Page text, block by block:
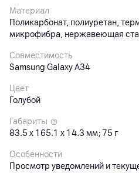
Материал
Поликарбонат, полиуретан,
микрофибра, нержавеющая
Совместимость
Samsung Galaxy A34
Цвет
Голубой
Габариты
83.5 x 165.1 x 14.3 мм; 75 г
Особенности
Просмотр уведомлений и